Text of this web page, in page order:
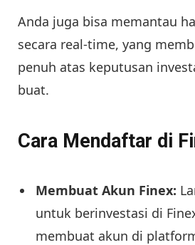
Anda juga bisa memantau
secara real-time, yang
penuh atas keputusan
buat.
Cara Mendaftar di
Membuat Akun Finex:
untuk berinvestasi di
membuat akun di